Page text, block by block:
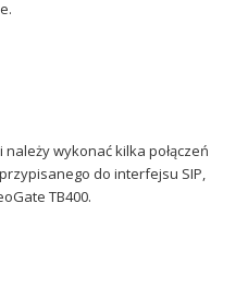
wykonać kilka połączeń
do interfejsu SIP,
TB400.